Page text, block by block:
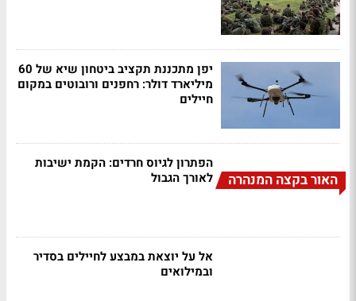
יפן מתכננת תקציב ביטחון שיא של 60
מיליארד דולר: רחפנים ורובוטים במקום
חיילים
האור בקצה המנהרה
הפתרון לגיוס חרדים: הקמת ישיבות
לאורך הגבול
אל על יוצאת במבצע לחיילים בסדיר
ובמילואים